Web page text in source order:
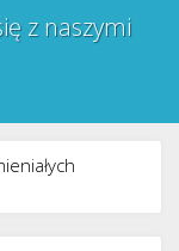
z naszymi